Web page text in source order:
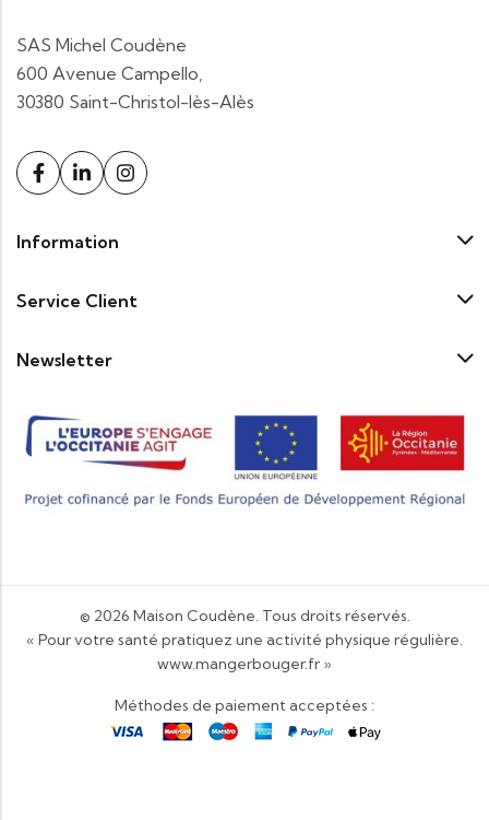
SAS Michel Coudène
600 Avenue Campello,
30380 Saint-Christol-lès-Alès
Information
Service Client
Newsletter
© 2026 Maison Coudène. Tous droits réservés.
« Pour votre santé pratiquez une activité physique régulière.
www.mangerbouger.fr »
Méthodes de paiement acceptées :